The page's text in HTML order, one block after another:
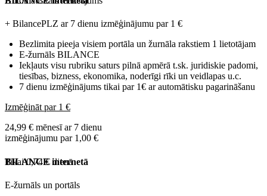
+ BilancePLZ ar 7 dienu izmēģinājumu par 1 €
Bezlimita pieeja visiem portāla un žurnāla rakstiem 1 lietotājam
E-žurnāls BILANCE
Iekļauts visu rubriku saturs pilnā apmērā t.sk. juridiskie padomi,
tiesības, bizness, ekonomika, noderīgi rīki un veidlapas u.c.
7 dienu izmēģinājums tikai par 1€ ar automātisku pagarināšanu
Izmēģināt par 1 €
24,99 € mēnesī ar 7 dienu
izmēģinājumu par 1,00 €
Tikai 0,74 € dienā
BILANCE internetā
E-žurnāls un portāls